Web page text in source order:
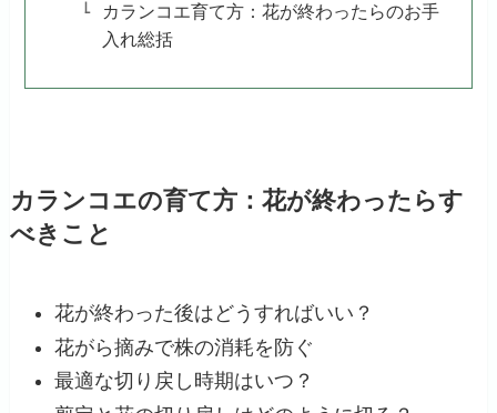
カランコエ育て方：花が終わったらのお手
入れ総括
カランコエの育て方：花が終わったらす
べきこと
花が終わった後はどうすればいい？
花がら摘みで株の消耗を防ぐ
最適な切り戻し時期はいつ？